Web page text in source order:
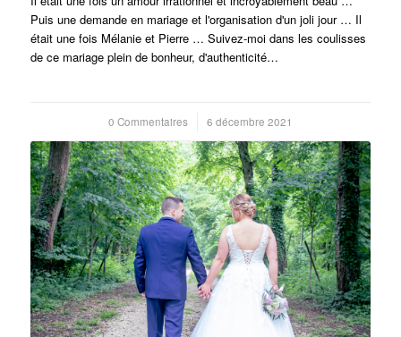
Puis une demande en mariage et l'organisation d'un joli jour … Il
était une fois Mélanie et Pierre … Suivez-moi dans les coulisses
de ce mariage plein de bonheur, d'authenticité…
0 Commentaires
/ 6 décembre 2021